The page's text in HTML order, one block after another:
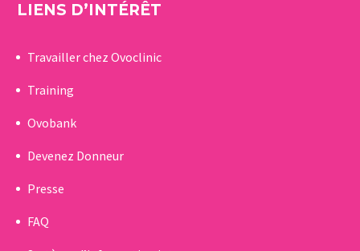
LIENS D’INTÉRÊT
Travailler chez Ovoclinic
Training
Ovobank
Devenez Donneur
Presse
FAQ